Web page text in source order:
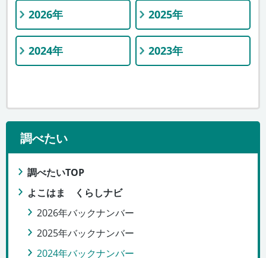
2026年 2025年
2024年 2023年
調べたい
調べたいTOP
よこはま くらしナビ
2026年バックナンバー
2025年バックナンバー
2024年バックナンバー